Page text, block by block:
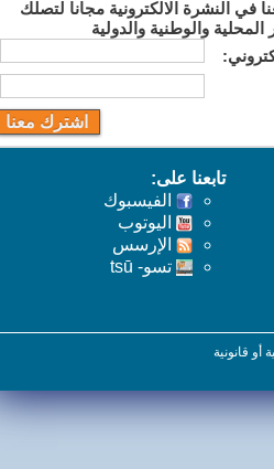
في النشرة الالكترونية مجانا لتصلك
المحلية والوطنية والدولية
تابعنا على:
الفيسبوك
اليوتوب
اﻹرسس
تسو- tsū
قانونية